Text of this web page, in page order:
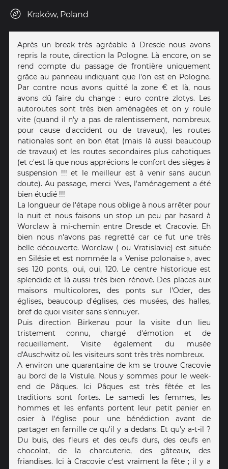
Kraków, Poland
Après un break très agréable à Dresde nous avons
repris la route, direction la Pologne. Là encore, on se
rend compte du passage de frontière uniquement
grâce au panneau indiquant que l'on est en Pologne.
Par contre nous avons quitté la zone € et là, nous
avons dû faire du change : euro contre zlotys. Les
autoroutes sont très bien aménagées et on y roule
vite (quand il n'y a pas de ralentissement, nombreux,
pour cause d'accident ou de travaux), les routes
nationales sont en bon état (mais là aussi beaucoup
de travaux) et les routes secondaires plus cahotiques
(et c'est là que nous apprécions le confort des sièges à
suspension !!! et le meilleur est à venir sans aucun
doute). Au passage, merci Yves, l'aménagement a été
bien étudié !!!
La longueur de l'étape nous oblige à nous arrêter pour
la nuit et nous faisons un stop un peu par hasard à
Worclaw à mi-chemin entre Dresde et Cracovie. Eh
bien nous n'avons pas regretté car ce fut une très
belle découverte. Worclaw ( ou Vratislavie) est située
en Silésie et est nommée la « Venise polonaise », avec
ses 120 ponts, oui, oui, 120. Le centre historique est
splendide et là aussi très bien rénové. Des places aux
maisons multicolores, des ponts sur l'Oder, des
églises, beaucoup d'églises, des musées, des halles,
bref de quoi visiter sans s'ennuyer.
Puis direction Birkenau pour la visite d'un lieu
tristement connu, chargé d'émotion et de
recueillement. Visite également du musée
d'Auschwitz où les visiteurs sont très très nombreux.
A environ une quarantaine de km se trouve Cracovie
au bord de la Vistule. Nous y sommes pour le week-
end de Pâques. Ici Pâques est très fêtée et les
traditions sont fortes. Le samedi les femmes, les
hommes et les enfants portent leur petit panier en
osier à l'église pour une bénédiction avant de
partager en famille ce qu'il y a dedans. Et qu'y a-t-il ?
Du buis, des fleurs et des œufs durs, des œufs en
chocolat, de la charcuterie, des gâteaux, des
friandises. Ici à Cracovie c'est vraiment la fête ; il y a